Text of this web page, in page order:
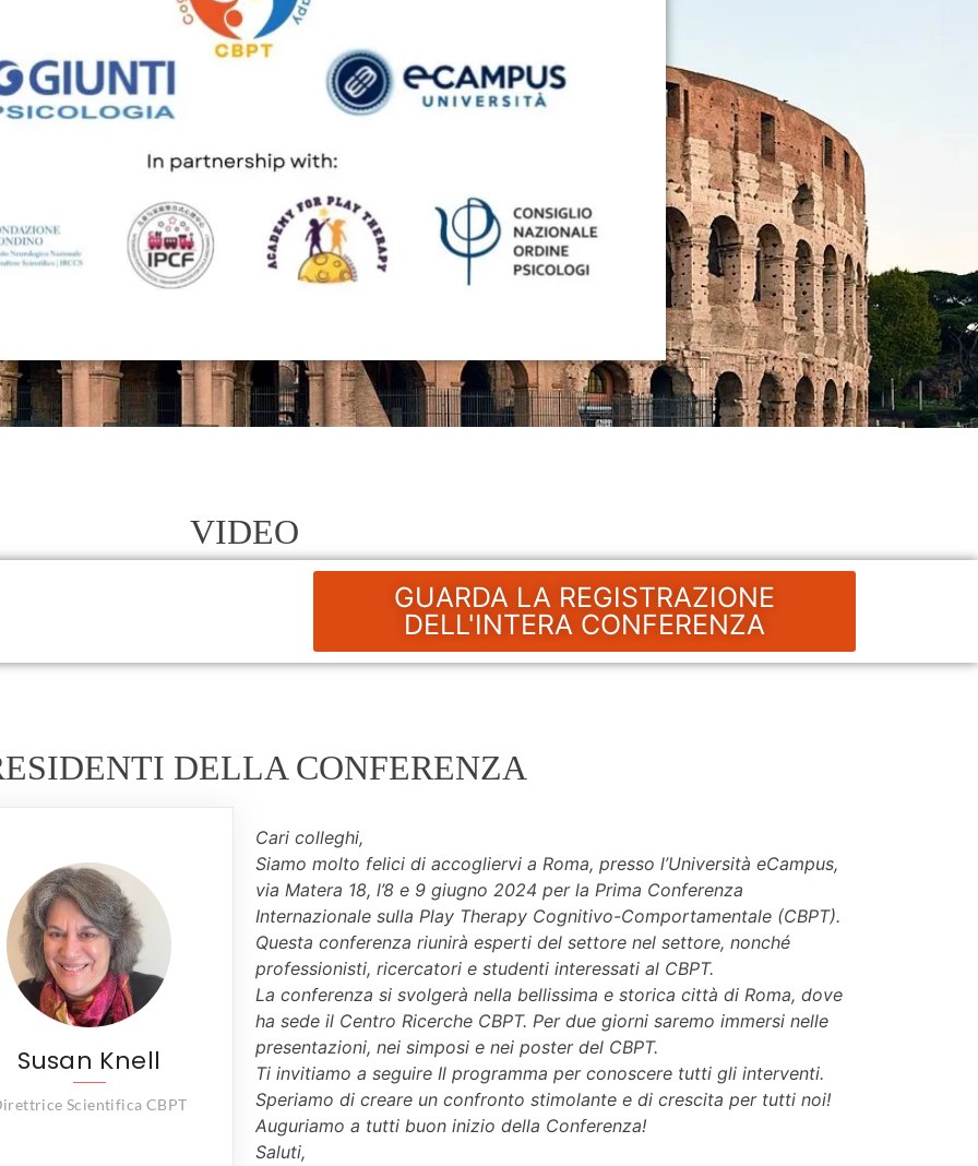
VIDEO
GUARDA LA REGISTRAZIONE
DELL'INTERA CONFERENZA
DELLA CONFERENZA
Susan Knell
Scientifica CBPT
Cari colleghi,
Siamo molto felici di accogliervi a Roma, presso l’Università eCampus,
via Matera 18, l’8 e 9 giugno 2024 per la Prima Conferenza
Internazionale sulla Play Therapy Cognitivo-Comportamentale (CBPT).
Questa conferenza riunirà esperti del settore nel settore, nonché
professionisti, ricercatori e studenti interessati al CBPT.
La conferenza si svolgerà nella bellissima e storica città di Roma, dove
ha sede il Centro Ricerche CBPT. Per due giorni saremo immersi nelle
presentazioni, nei simposi e nei poster del CBPT.
Ti invitiamo a seguire Il programma per conoscere tutti gli interventi.
Speriamo di creare un confronto stimolante e di crescita per tutti noi!
Auguriamo a tutti buon inizio della Conferenza!
Saluti,